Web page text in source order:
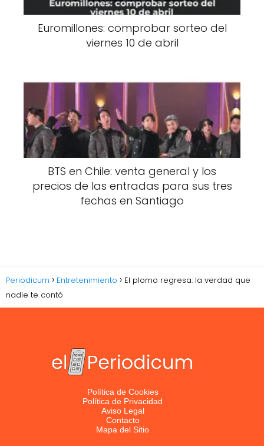
Euromillones: comprobar sorteo del
viernes 10 de abril
BTS en Chile: venta general y los
precios de las entradas para sus tres
fechas en Santiago
Periodicum Entretenimiento
El plomo regresa: la verdad que
nadie te contó
Política de Cookies
Política de Privacidad
Aviso Legal
Contacto
Mapa del Sitio